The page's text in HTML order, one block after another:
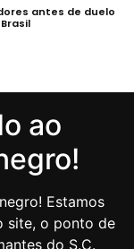
antes de duelo
ao
Estamos
site, o ponto de
do S.C.